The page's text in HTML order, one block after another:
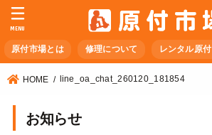
原付市場とは 修理について レンタル原付
MENU
HOME line_oa_chat_260120_181854
お知らせ